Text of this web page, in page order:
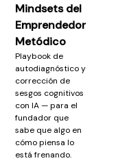
Mindsets del
Emprendedor
Metódico
Playbook de
autodiagnóstico y
corrección de
sesgos cognitivos
con IA — para el
fundador que
sabe que algo en
cómo piensa lo
está frenando.